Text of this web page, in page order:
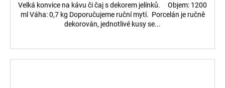
Velká konvice na kávu či čaj s dekorem jelínků. Objem: 1200
ml Váha: 0,7 kg Doporučujeme ruční mytí. Porcelán je ručně
dekorován, jednotlivé kusy se...